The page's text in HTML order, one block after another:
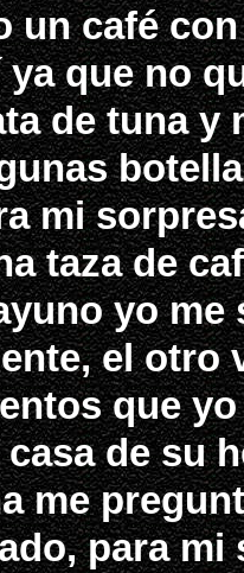
un café
que no
de tuna y
mi
taza de
yo me
el otro
que
de su
me
para